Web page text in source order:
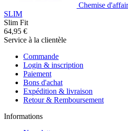
Chemise
SLIM
Slim Fit
64,95 €
Service à la clientèle
Commande
Login & inscription
Paiement
Bons d'achat
Expédition & livraison
Retour & Remboursement
Informations